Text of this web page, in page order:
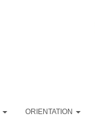
ORIENTATION